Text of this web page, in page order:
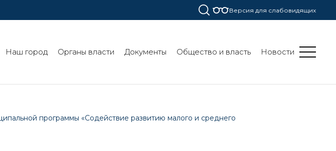
Версия для слабовидящих
Наш город Органы власти Документы Общество и власть Новости
программы «Содействие развитию малого и среднего